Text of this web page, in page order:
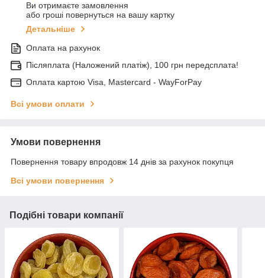
Ви отримаєте замовлення
або гроші повернуться на вашу картку
Детальніше
Оплата на рахунок
Післяплата (Наложений платіж), 100 грн передсплата!
Оплата картою Visa, Mastercard - WayForPay
Всі умови оплати
Умови повернення
Повернення товару впродовж 14 днів за рахунок покупця
Всі умови повернення
Подібні товари компанії